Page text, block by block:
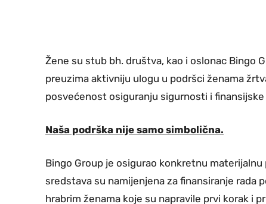
Žene su stub bh. društva, kao i oslonac Bingo
preuzima aktivniju ulogu u podršci ženama
posvećenost osiguranju sigurnosti i
Naša podrška nije samo simbolična.
Bingo Group je osigurao konkretnu
sredstava su namijenjena za finansiranje rada
hrabrim ženama koje su napravile prvi korak i